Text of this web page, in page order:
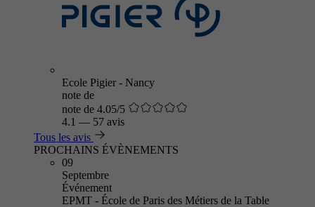
Ecole Pigier - Nancy
note de
note de 4.05/5
4.1 — 57 avis
Tous les avis
PROCHAINS ÉVÈNEMENTS
09
Septembre
Événement
EPMT - École de Paris des Métiers de la Table